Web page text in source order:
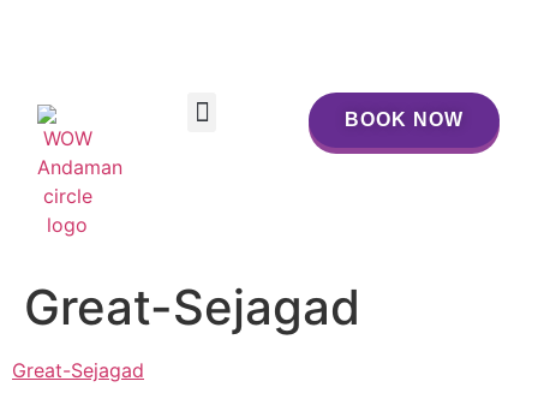
BOOK NOW
Great-Sejagad
Great-Sejagad